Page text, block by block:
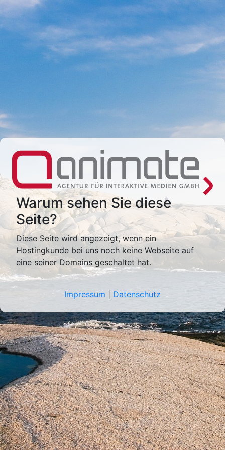
Warum sehen Sie diese
Seite?
Diese Seite wird angezeigt, wenn ein
Hostingkunde bei uns noch keine Webseite auf
eine seiner Domains geschaltet hat.
Impressum Datenschutz